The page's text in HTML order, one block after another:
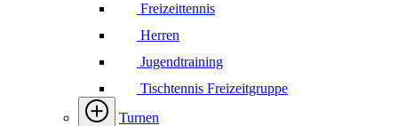
Freizeittennis
Herren
Jugendtraining
Tischtennis Freizeitgruppe
Turnen